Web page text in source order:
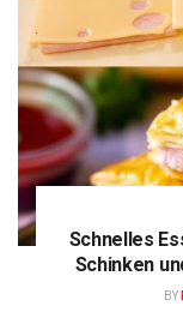
Schnelles
Schinken
BY